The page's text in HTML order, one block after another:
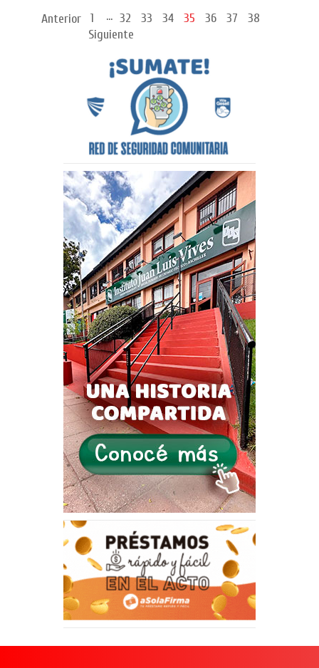
Anterior 1 ... 32 33 34 35 36 37
38
Siguiente